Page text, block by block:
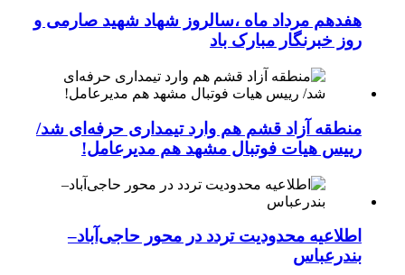
هفدهم مرداد ماه ،سالروز شهاد شهید صارمی و
روز خبرنگار مبارک باد
منطقه آزاد قشم هم وارد تیمداری حرفه‌ای شد/
رییس هیات فوتبال مشهد هم مدیرعامل!
اطلاعیه محدودیت تردد در محور حاجی‌آباد–
بندرعباس